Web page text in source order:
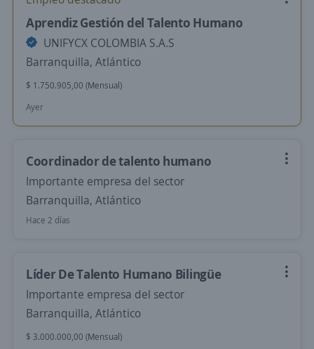
Aprendiz Gestión del Talento Humano
UNIFYCX COLOMBIA S.A.S
Barranquilla, Atlántico
$ 1.750.905,00 (Mensual)
Ayer
Coordinador de talento humano
Importante empresa del sector
Barranquilla, Atlántico
Hace 2 días
Líder De Talento Humano Bilingüe
Importante empresa del sector
Barranquilla, Atlántico
$ 3.000.000,00 (Mensual)